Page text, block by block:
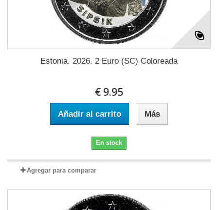
Estonia. 2026. 2 Euro (SC) Coloreada
€ 9.95
Añadir al carrito Más
En stock
Agregar para comparar